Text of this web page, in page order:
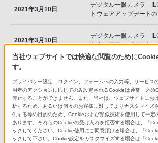
2021年3月10日
デジタル一眼カメラ「
トウェアアップデート
2021年3月10日
デジタル一眼カメラ「
トウェアアップデート
2021年3月2日
ンズフード「ALC-
知らせ
2021年2月25日
デジタル一眼カメラ「
フトウェアアップデー
当社ウェブサイトでは快適な閲覧のために
す。
プライバシー設定、ログイン、フォームへの入力等、サービス
用者のアクションに応じてのみ設定されるCookieは通常、必須
停止することができません。また、当社は、ウェブサイトにお
析するため、あるいは個々のお客様に対してよりカスタマイズ
供する等の目的のため、Cookieおよび類似技術を使用して一定
あります。それらのCookieの受け入れを拒否する場合は、「
ックしてください。Cookie使用にご同意頂ける場合は、「
ックして下さい。Cookie設定をカスタマイズする場合は「